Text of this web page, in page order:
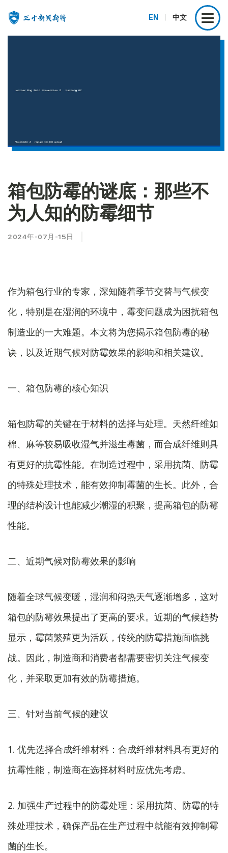
EN 中文
箱包防霉的谜底：那些不
为人知的防霉细节
2024年-07月-15日
作为箱包行业的专家，深知随着季节交替与气候变
化，特别是在湿润的环境中，霉变问题成为困扰箱包
制造业的一大难题。本文将为您揭示箱包防霉的秘
诀，以及近期气候对防霉效果的影响和相关建议。
一、箱包防霉的核心知识
箱包防霉的关键在于材料的选择与处理。天然纤维如
棉、麻等较易吸收湿气并滋生霉菌，而合成纤维则具
有更好的抗霉性能。在制造过程中，采用抗菌、防霉
的特殊处理技术，能有效抑制霉菌的生长。此外，合
理的结构设计也能减少潮湿的积聚，提高箱包的防霉
性能。
二、近期气候对防霉效果的影响
随着全球气候变暖，湿润和闷热天气逐渐增多，这对
箱包的防霉效果提出了更高的要求。近期的气候趋势
显示，霉菌繁殖更为活跃，传统的防霉措施面临挑
战。因此，制造商和消费者都需要密切关注气候变
化，并采取更加有效的防霉措施。
三、针对当前气候的建议
1. 优先选择合成纤维材料：合成纤维材料具有更好的
抗霉性能，制造商在选择材料时应优先考虑。
2. 加强生产过程中的防霉处理：采用抗菌、防霉的特
殊处理技术，确保产品在生产过程中就能有效抑制霉
菌的生长。